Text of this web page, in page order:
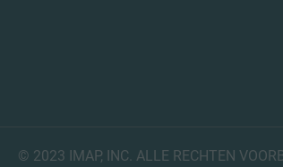
© 2023 IMAP, INC. ALLE RECHTEN